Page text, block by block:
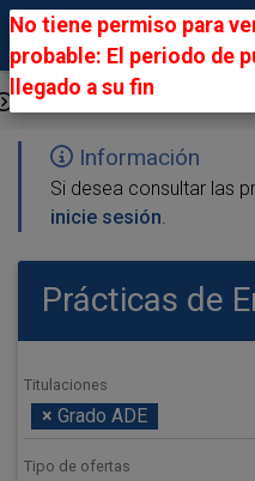
Ofertas Públicas
Información
Si desea consultar las
inicie sesión.
Prácticas de
Titulaciones
× Grado ADE
Tipo de ofertas
No tiene permiso para
probable: El periodo de
llegado a su fin